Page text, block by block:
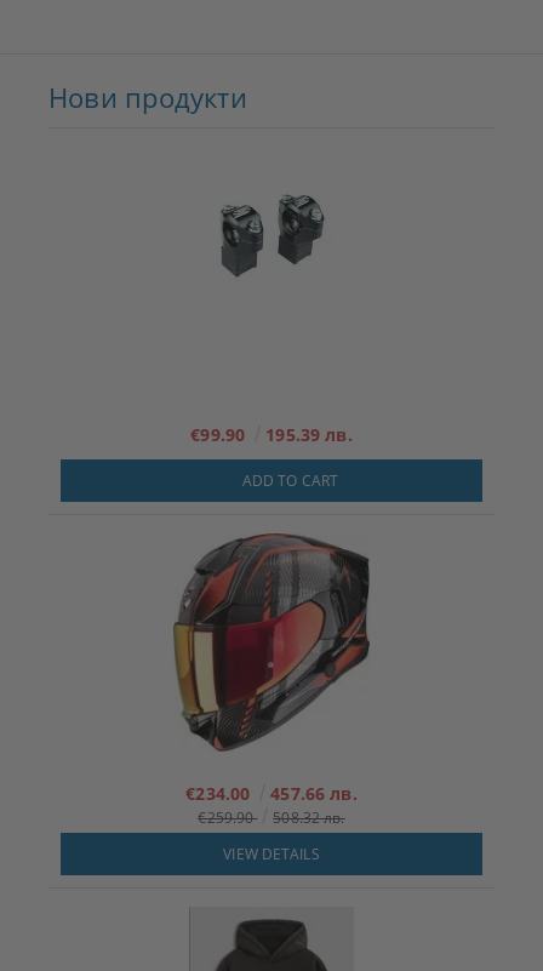
Нови продукти
€99.90 195.39 лв.
ADD TO CART
€234.00 457.66 лв.
€259.90
508.32 лв.
VIEW DETAILS